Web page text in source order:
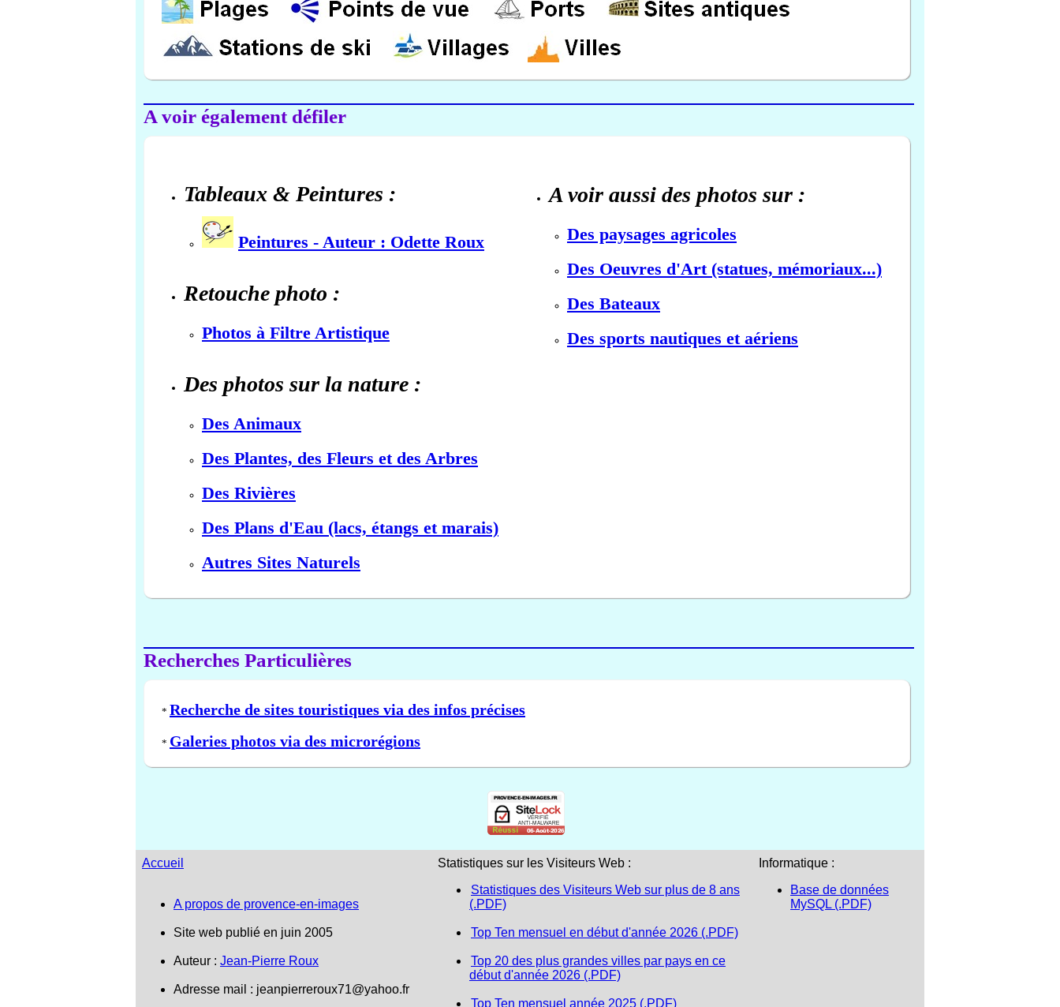
A voir également défiler
Tableaux & Peintures :
Peintures - Auteur : Odette Roux
Retouche photo :
Photos à Filtre Artistique
Des photos sur la nature :
Des Animaux
Des Plantes, des Fleurs et des Arbres
Des Rivières
Des Plans d'Eau (lacs, étangs et marais)
Autres Sites Naturels
A voir aussi des photos sur :
Des paysages agricoles
Des Oeuvres d'Art (statues, mémoriaux...)
Des Bateaux
Des sports nautiques et aériens
Recherches Particulières
* Recherche de sites touristiques via des infos précises
* Galeries photos via des microrégions
Accueil
A propos de provence-en-images
Site web publié en juin 2005
Auteur : Jean-Pierre Roux
Adresse mail : jeanpierreroux71@yahoo.fr
Statistiques sur les Visiteurs Web :
Statistiques des Visiteurs Web sur plus de 8 ans
(.PDF)
Top Ten mensuel en début d'année 2026 (.PDF)
Top 20 des plus grandes villes par pays en ce
début d'année 2026 (.PDF)
Top Ten mensuel année 2025 (.PDF)
Informatique :
Base de données
MySQL (.PDF)